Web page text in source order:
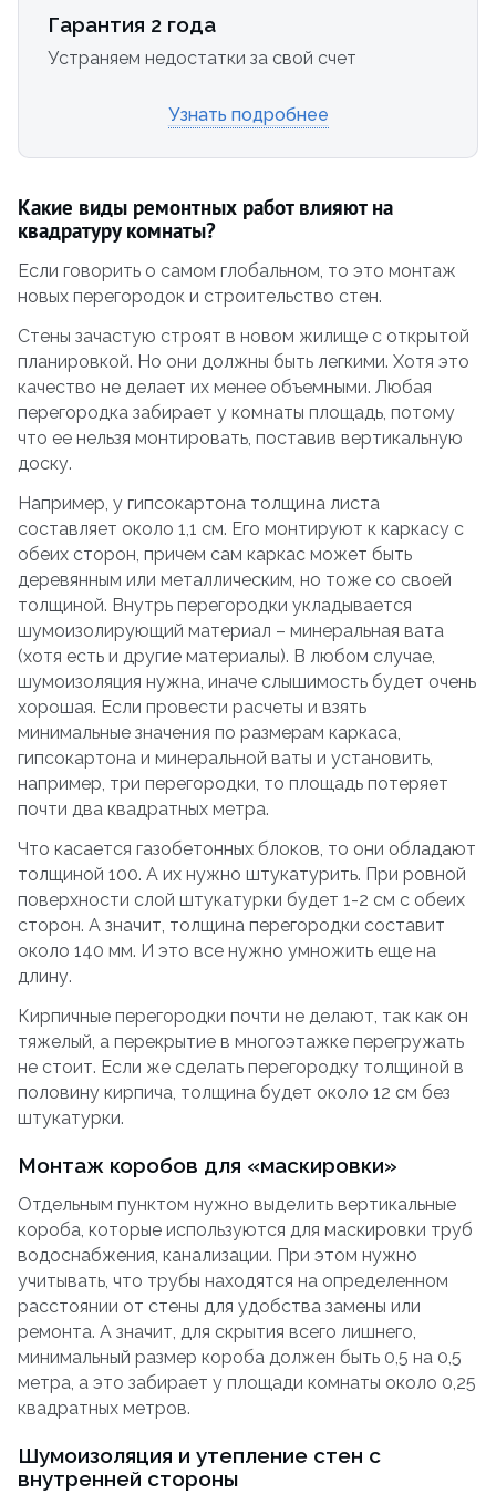
Гарантия 2 года
Устраняем недостатки за свой счет
Узнать подробнее
Какие виды ремонтных работ влияют на
квадратуру комнаты?
Если говорить о самом глобальном, то это монтаж
новых перегородок и строительство стен.
Стены зачастую строят в новом жилище с открытой
планировкой. Но они должны быть легкими. Хотя это
качество не делает их менее объемными. Любая
перегородка забирает у комнаты площадь, потому
что ее нельзя монтировать, поставив вертикальную
доску.
Например, у гипсокартона толщина листа
составляет около 1,1 см. Его монтируют к каркасу с
обеих сторон, причем сам каркас может быть
деревянным или металлическим, но тоже со своей
толщиной. Внутрь перегородки укладывается
шумоизолирующий материал – минеральная вата
(хотя есть и другие материалы). В любом случае,
шумоизоляция нужна, иначе слышимость будет очень
хорошая. Если провести расчеты и взять
минимальные значения по размерам каркаса,
гипсокартона и минеральной ваты и установить,
например, три перегородки, то площадь потеряет
почти два квадратных метра.
Что касается газобетонных блоков, то они обладают
толщиной 100. А их нужно штукатурить. При ровной
поверхности слой штукатурки будет 1-2 см с обеих
сторон. А значит, толщина перегородки составит
около 140 мм. И это все нужно умножить еще на
длину.
Кирпичные перегородки почти не делают, так как он
тяжелый, а перекрытие в многоэтажке перегружать
не стоит. Если же сделать перегородку толщиной в
половину кирпича, толщина будет около 12 см без
штукатурки.
Монтаж коробов для «маскировки»
Отдельным пунктом нужно выделить вертикальные
короба, которые используются для маскировки труб
водоснабжения, канализации. При этом нужно
учитывать, что трубы находятся на определенном
расстоянии от стены для удобства замены или
ремонта. А значит, для скрытия всего лишнего,
минимальный размер короба должен быть 0,5 на 0,5
метра, а это забирает у площади комнаты около 0,25
квадратных метров.
Шумоизоляция и утепление стен с
внутренней стороны